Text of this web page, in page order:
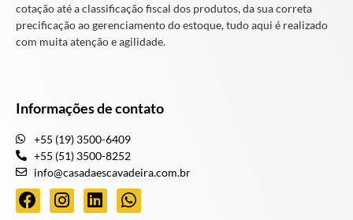
cotação até a classificação fiscal dos produtos, da sua correta
precificação ao gerenciamento do estoque, tudo aqui é realizado
com muita atenção e agilidade.
Informações de contato
+55 (19) 3500-6409
+55 (51) 3500-8252
info@casadaescavadeira.com.br